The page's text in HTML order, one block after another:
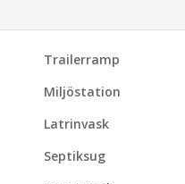
Trailerramp
Miljöstation
Latrinvask
Septiksug